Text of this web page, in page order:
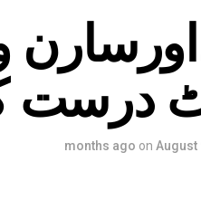
درست
on August